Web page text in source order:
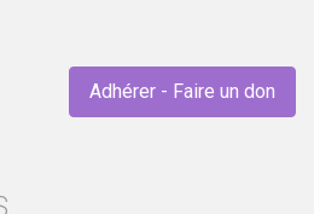
Adhérer - Faire un don